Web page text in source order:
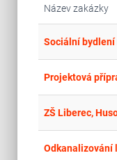
Název zakázky